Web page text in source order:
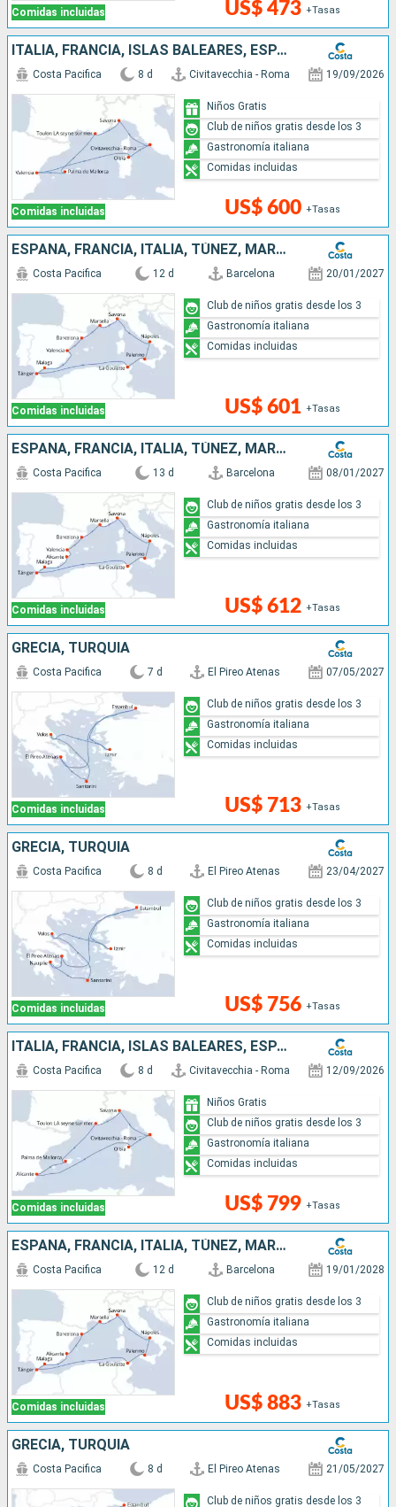
Comidas incluidas US$ 473 +Tasas
ITALIA, FRANCIA, ISLAS BALEARES, ESPAÑA
Comidas incluidas
Costa Pacifica 8 d Civitavecchia - Roma 19/09/2026
US$ 600 +Tasas
Niños Gratis
Club de niños gratis desde los 3
Gastronomía italiana
Comidas incluidas
ESPAÑA, FRANCIA, ITALIA, TÚNEZ, MARRUECOS
Comidas incluidas
Costa Pacifica 12 d Barcelona 20/01/2027
US$ 601 +Tasas
Club de niños gratis desde los 3
Gastronomía italiana
Comidas incluidas
ESPAÑA, FRANCIA, ITALIA, TÚNEZ, MARRUECOS
Comidas incluidas
Costa Pacifica 13 d Barcelona 08/01/2027
US$ 612 +Tasas
Club de niños gratis desde los 3
Gastronomía italiana
Comidas incluidas
GRECIA, TURQUÍA
Comidas incluidas
Costa Pacifica 7 d El Pireo Atenas 07/05/2027
US$ 713 +Tasas
Club de niños gratis desde los 3
Gastronomía italiana
Comidas incluidas
GRECIA, TURQUÍA
Comidas incluidas
Costa Pacifica 8 d El Pireo Atenas 23/04/2027
US$ 756 +Tasas
Club de niños gratis desde los 3
Gastronomía italiana
Comidas incluidas
ITALIA, FRANCIA, ISLAS BALEARES, ESPAÑA
Comidas incluidas
Costa Pacifica 8 d Civitavecchia - Roma 12/09/2026
US$ 799 +Tasas
Niños Gratis
Club de niños gratis desde los 3
Gastronomía italiana
Comidas incluidas
ESPAÑA, FRANCIA, ITALIA, TÚNEZ, MARRUECOS
Comidas incluidas
Costa Pacifica 12 d Barcelona 19/01/2028
US$ 883 +Tasas
Club de niños gratis desde los 3
Gastronomía italiana
Comidas incluidas
GRECIA, TURQUÍA
Costa Pacifica 8 d El Pireo Atenas 21/05/2027
Club de niños gratis desde los 3